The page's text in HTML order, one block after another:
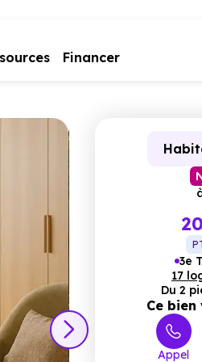
Financer
3e
17
Du 2
Ce bien
Appel